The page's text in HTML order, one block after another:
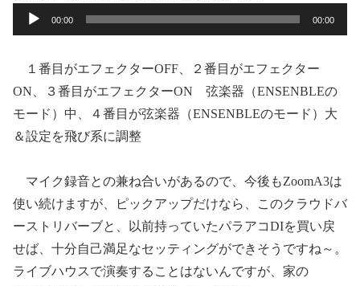
声
00:00 00:00
１番目がエフェクターOFF、２番目がエフェクター
ON、３番目がエフェクターON 弦楽器（ENSENBLEの
モード）中、４番目が弦楽器（ENSENBLEのモード）大
＆設定を飛び系に調整
マイク録音との兼ね合いがあるので、今後もZoomA3は
使い続けますが、ピックアップだけなら、このクラウドバ
ーストリバーブと、以前持っていたパラアコDIを買い戻
せば、十分自己満足なセッティングができそうですね～。
ライブハウスで演奏することはないんですが、家の